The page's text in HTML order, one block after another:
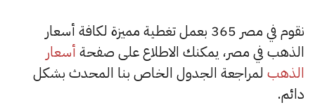
نقوم في مصر 365 بعمل تغطية مميزة لكافة أسعار
الذهب في مصر، يمكنك الاطلاع على صفحة أسعار
الذهب لمراجعة الجدول الخاص بنا المحدث بشكل
دائم.